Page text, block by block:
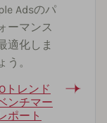
Adsのパ
ーマンス
適化しま
う。
トレンド
ンチマー
ポート